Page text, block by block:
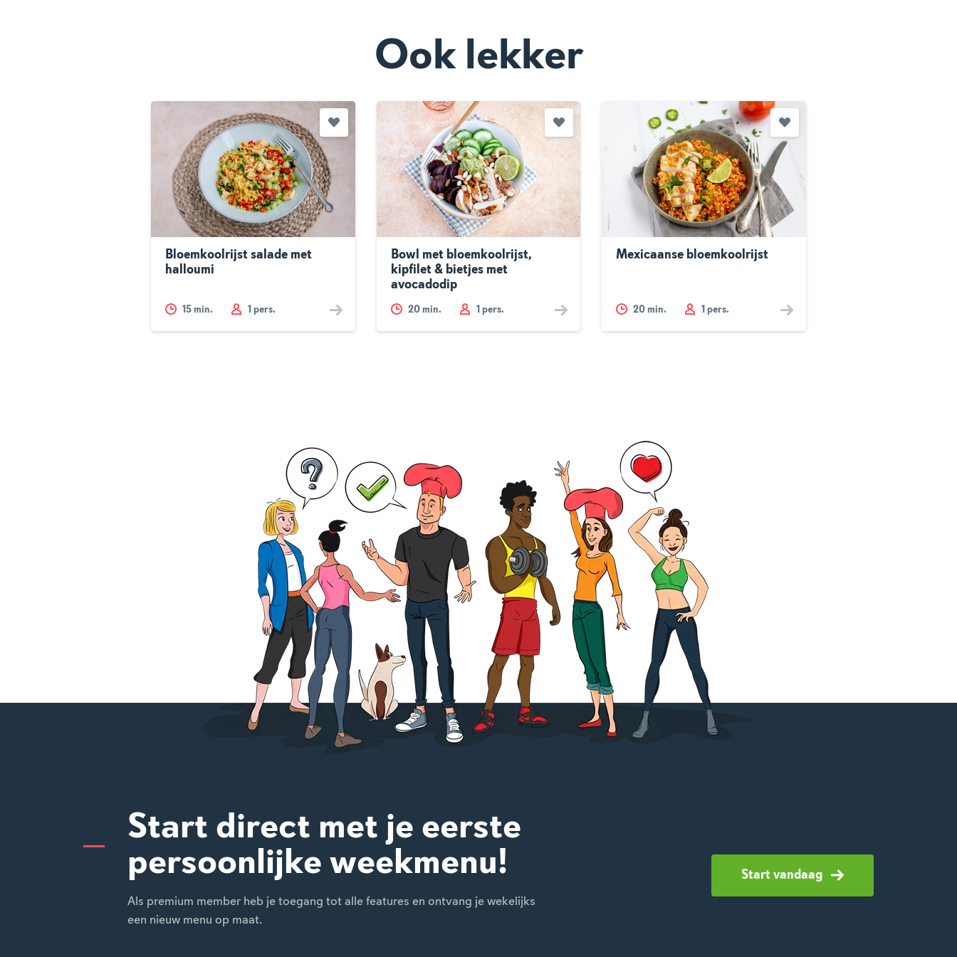
Ook lekker
Bloemkoolrijst salade met
halloumi
15 min. 1 pers.
Bowl met bloemkoolrijst,
kipfilet & bietjes met
avocadodip
20min. 1 pers.
Mexicaanse bloemkoolrijst
20 min. 1 pers.
Start direct met je eerste
persoonlijke weekmenu!
Als premium member heb je toegang tot alle features en ontvang je wekelijks
een nieuw menu op maat.
Start vandaag